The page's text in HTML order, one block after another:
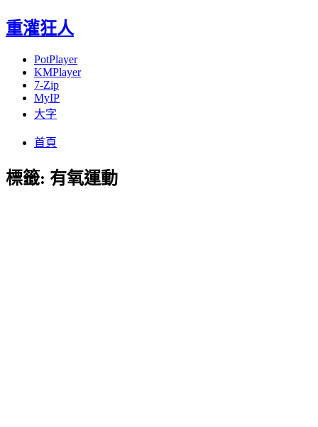
重灌狂人
PotPlayer
KMPlayer
7-Zip
MyIP
大字
首頁
標籤: 有氧運動